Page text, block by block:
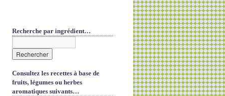
Recherche par ingrédient…
Consultez les recettes à base de
fruits, légumes ou herbes
aromatiques suivants…